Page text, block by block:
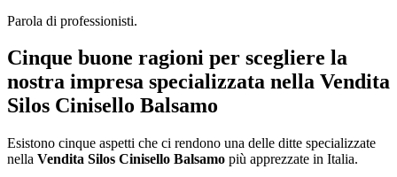
Parola di professionisti.
Cinque buone ragioni per scegliere la
nostra impresa specializzata nella Vendita
Silos Cinisello Balsamo
Esistono cinque aspetti che ci rendono una delle ditte specializzate
nella Vendita Silos Cinisello Balsamo più apprezzate in Italia.